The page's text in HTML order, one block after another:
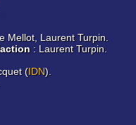
Mellot, Laurent Turpin.
: Laurent Turpin.
(IDN).